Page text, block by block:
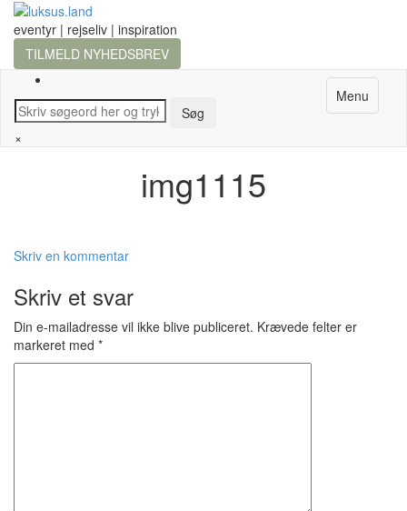
eventyr | rejseliv | inspiration
TILMELD NYHEDSBREV
Menu
×
img1115
Skriv en kommentar
Skriv et svar
Din e-mailadresse vil ikke blive publiceret. Krævede felter er
markeret med *